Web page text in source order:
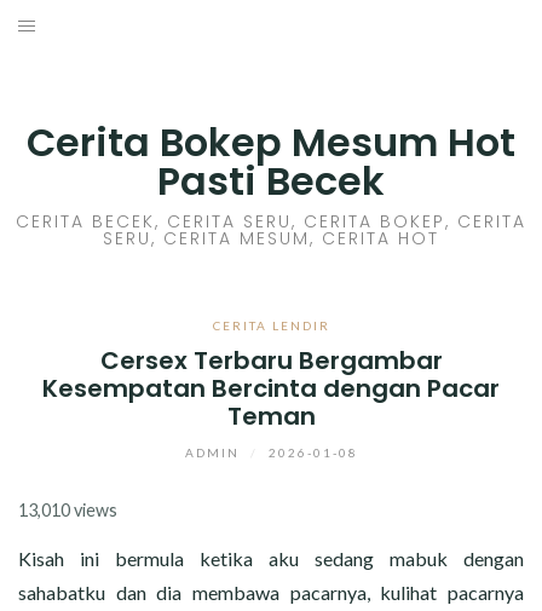
Skip
Cerita Bokep Mesum Hot
Pasti Becek
CERITA BECEK, CERITA SERU, CERITA BOKEP, CERITA
SERU, CERITA MESUM, CERITA HOT
CERITA LENDIR
Cersex Terbaru Bergambar
Kesempatan Bercinta dengan Pacar
Teman
ADMIN 2026-01-08
13,010 views
Kisah ini bermula ketika aku sedang mabuk dengan
sahabatku dan dia membawa pacarnya, kulihat pacarnya
CERITA SEX HOT
CERITA SKANDAL